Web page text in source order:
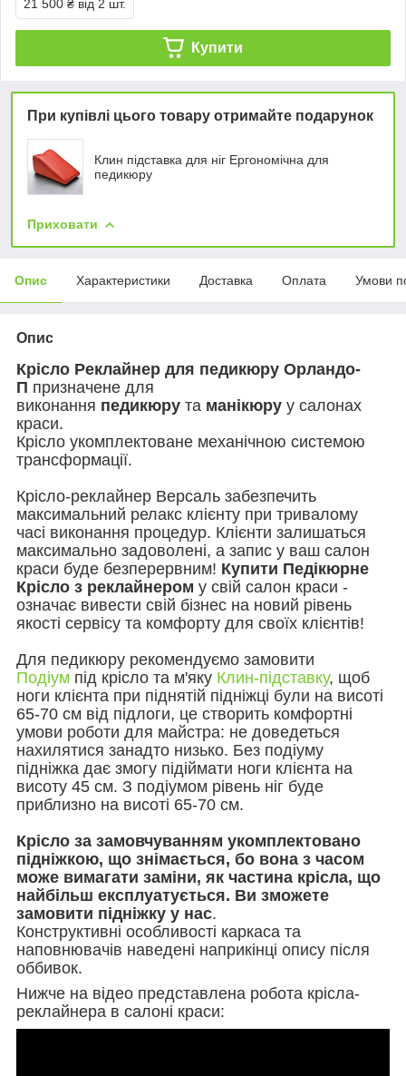
21 500 ₴ від 2 шт.
Купити
При купівлі цього товару отримайте подарунок
Клин підставка для ніг Ергономічна для
педикюру
Приховати
Опис Характеристики Доставка Оплата Умови
Опис
Крісло Реклайнер для педикюру Орландо-
П призначене для
виконання педикюру та манікюру у салонах
краси.
Крісло укомплектоване механічною системою
трансформації.
Крісло-реклайнер Версаль забезпечить
максимальний релакс клієнту при тривалому
часі виконання процедур. Клієнти залишаться
максимально задоволені, а запис у ваш салон
краси буде безперервним! Купити Педікюрне
Крісло з реклайнером у свій салон краси -
означає вивести свій бізнес на новий рівень
якості сервісу та комфорту для своїх клієнтів!
Для педикюру рекомендуємо замовити
Подіум під крісло та м'яку Клин-підставку, щоб
ноги клієнта при піднятій підніжці були на висоті
65-70 см від підлоги, це створить комфортні
умови роботи для майстра: не доведеться
нахилятися занадто низько. Без подіуму
підніжка дає змогу підіймати ноги клієнта на
висоту 45 см. З подіумом рівень ніг буде
приблизно на висоті 65-70 см.
Крісло за замовчуванням укомплектовано
підніжкою, що знімається, бо вона з часом
може вимагати заміни, як частина крісла, що
найбільш експлуатується. Ви зможете
замовити підніжку у нас.
Конструктивні особливості каркаса та
наповнювачів наведені наприкінці опису після
оббивок.
Нижче на відео представлена робота крісла-
реклайнера в салоні краси: